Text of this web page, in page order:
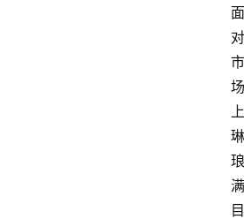
面
对
市
场
上
琳
琅
满
目